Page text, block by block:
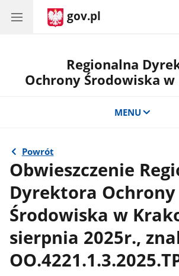
gov.pl
Regionalna
Ochrony Środowiska
MENU
Powrót
Obwieszczenie
Dyrektora Ochrony
Środowiska w
sierpnia 2025r.,